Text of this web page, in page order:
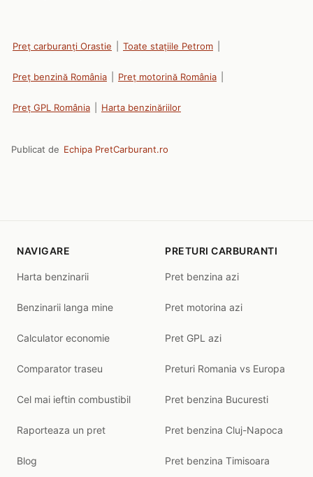
Preț carburanți Orastie Toate stațiile Petrom
Preț benzină România Preț motorină România
Preț GPL România Harta benzinăriilor
Publicat de Echipa PretCarburant.ro
NAVIGARE
Harta benzinarii
Benzinarii langa mine
Calculator economie
Comparator traseu
Cel mai ieftin combustibil
Raporteaza un pret
Blog
PRETURI CARBURANTI
Pret benzina azi
Pret motorina azi
Pret GPL azi
Preturi Romania vs Europa
Pret benzina Bucuresti
Pret benzina Cluj-Napoca
Pret benzina Timisoara